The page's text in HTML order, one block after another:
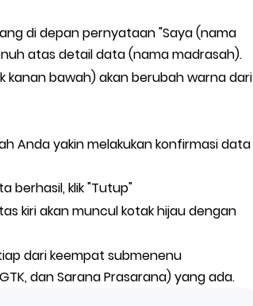
di depan pernyataan "Saya (nama
atas detail data (nama madrasah).
kanan bawah) akan berubah warna dari
Anda yakin melakukan konfirmasi data
berhasil, klik "Tutup"
kiri akan muncul kotak hijau dengan
dari keempat submenenu
dan Sarana Prasarana) yang ada.